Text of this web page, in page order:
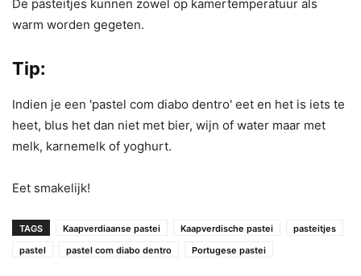
De pasteitjes kunnen zowel op kamertemperatuur als
warm worden gegeten.
Tip:
Indien je een 'pastel com diabo dentro' eet en het is iets te
heet, blus het dan niet met bier, wijn of water maar met
melk, karnemelk of yoghurt.
Eet smakelijk!
TAGS Kaapverdiaanse pastei Kaapverdische pastei
pasteitjes
pastel
pastel com diabo dentro Portugese pastei